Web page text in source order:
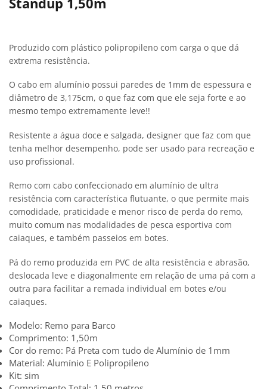
Produzido com plástico polipropileno com carga o que dá
extrema resistência.
O cabo em alumínio possui paredes de 1mm de espessura e
diâmetro de 3,175cm, o que faz com que ele seja forte e ao
mesmo tempo extremamente leve!!
Resistente a água doce e salgada, designer que faz com que
tenha melhor desempenho, pode ser usado para recreação e
uso profissional.
Remo com cabo confeccionado em alumínio de ultra
resistência com característica flutuante, o que permite mais
comodidade, praticidade e menor risco de perda do remo,
muito comum nas modalidades de pesca esportiva com
caiaques, e também passeios em botes.
Pá do remo produzida em PVC de alta resistência e abrasão,
deslocada leve e diagonalmente em relação de uma pá com a
outra para facilitar a remada individual em botes e/ou
caiaques.
Modelo: Remo para Barco
Comprimento: 1,50m
Cor do remo: Pá Preta com tudo de Alumínio de 1mm
Material: Alumínio E Polipropileno
Kit: sim